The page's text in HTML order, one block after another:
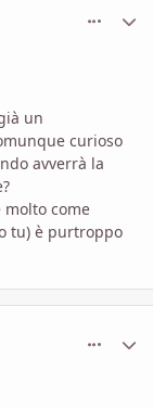
un
curioso
avverrà la
molto come
tu) è purtroppo